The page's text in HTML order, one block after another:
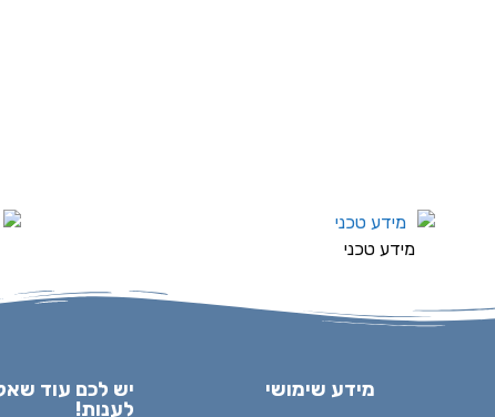
מידע טכני
מידע שימושי
יש לכם עוד
לענות!